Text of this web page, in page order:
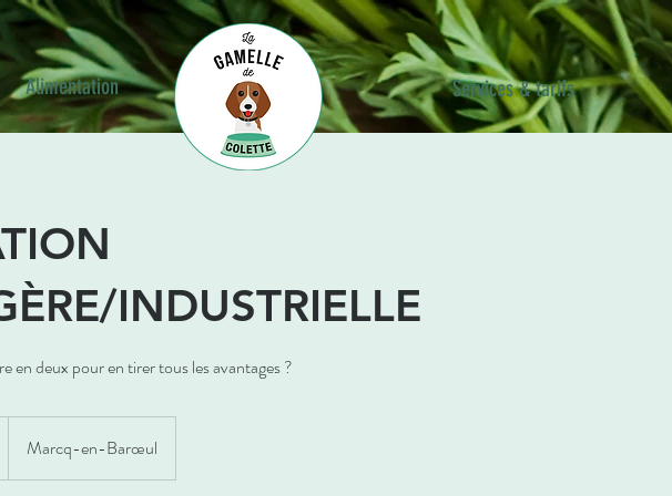
Alimentation Services & tarifs
INDUSTRIELLE
en deux pour en tirer tous les avantages ?
Marcq-en-Barœul